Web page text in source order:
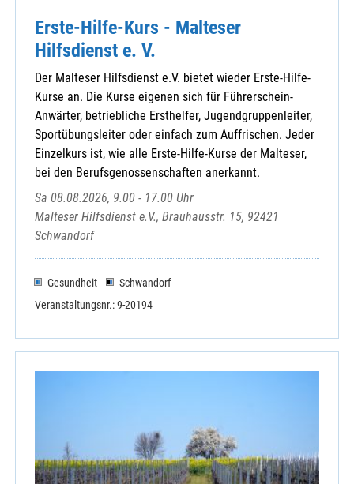
Erste-Hilfe-Kurs - Malteser
Hilfsdienst e. V.
Der Malteser Hilfsdienst e.V. bietet wieder Erste-Hilfe-
Kurse an. Die Kurse eigenen sich für Führerschein-
Anwärter, betriebliche Ersthelfer, Jugendgruppenleiter,
Sportübungsleiter oder einfach zum Auffrischen. Jeder
Einzelkurs ist, wie alle Erste-Hilfe-Kurse der Malteser,
bei den Berufsgenossenschaften anerkannt.
Sa 08.08.2026, 9.00 - 17.00 Uhr
Malteser Hilfsdienst e.V., Brauhausstr. 15, 92421
Schwandorf
Gesundheit
Schwandorf
Veranstaltungsnr.: 9-20194